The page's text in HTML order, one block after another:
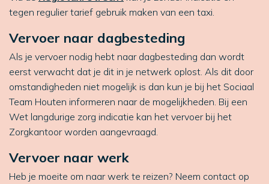
tegen regulier tarief gebruik maken van een taxi.
Vervoer naar dagbesteding
Als je vervoer nodig hebt naar dagbesteding dan wordt
eerst verwacht dat je dit in je netwerk oplost. Als dit door
omstandigheden niet mogelijk is dan kun je bij het Sociaal
Team Houten informeren naar de mogelijkheden. Bij een
Wet langdurige zorg indicatie kan het vervoer bij het
Zorgkantoor worden aangevraagd.
Vervoer naar werk
Heb je moeite om naar werk te reizen? Neem contact op